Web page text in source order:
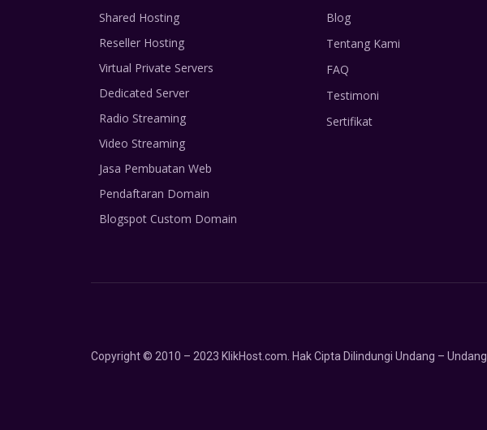
Shared Hosting
Reseller Hosting
Virtual Private Servers
Dedicated Server
Radio Streaming
Video Streaming
Jasa Pembuatan Web
Pendaftaran Domain
Blogspot Custom Domain
Blog
Tentang Kami
FAQ
Testimoni
Sertifikat
Copyright © 2010 – 2023 KlikHost.com. Hak Cipta Dilindungi Undang – Undang